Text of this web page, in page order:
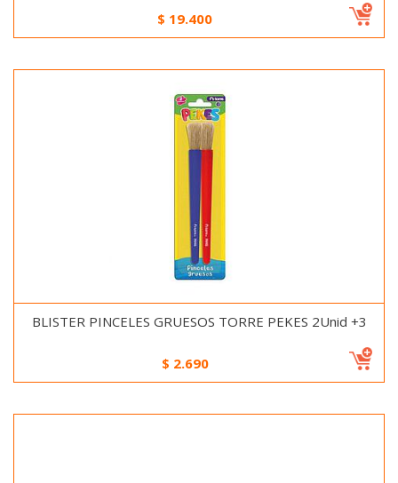
$ 19.400
BLISTER PINCELES GRUESOS TORRE PEKES 2Unid +3
$ 2.690